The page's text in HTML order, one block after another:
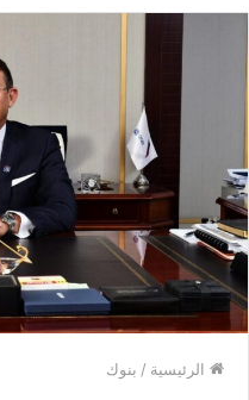
الرئيسية / بنوك